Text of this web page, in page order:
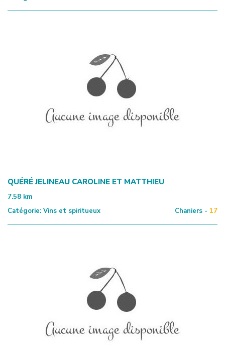
QUÉRÉ JELINEAU CAROLINE ET MATTHIEU
7.58 km
Catégorie: Vins et spiritueux Chaniers - 17